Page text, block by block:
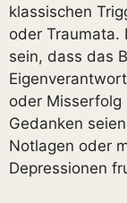
klassischen
oder Traumata.
sein, dass das
oder Misserfolg
Gedanken
Notlagen oder
Depressionen